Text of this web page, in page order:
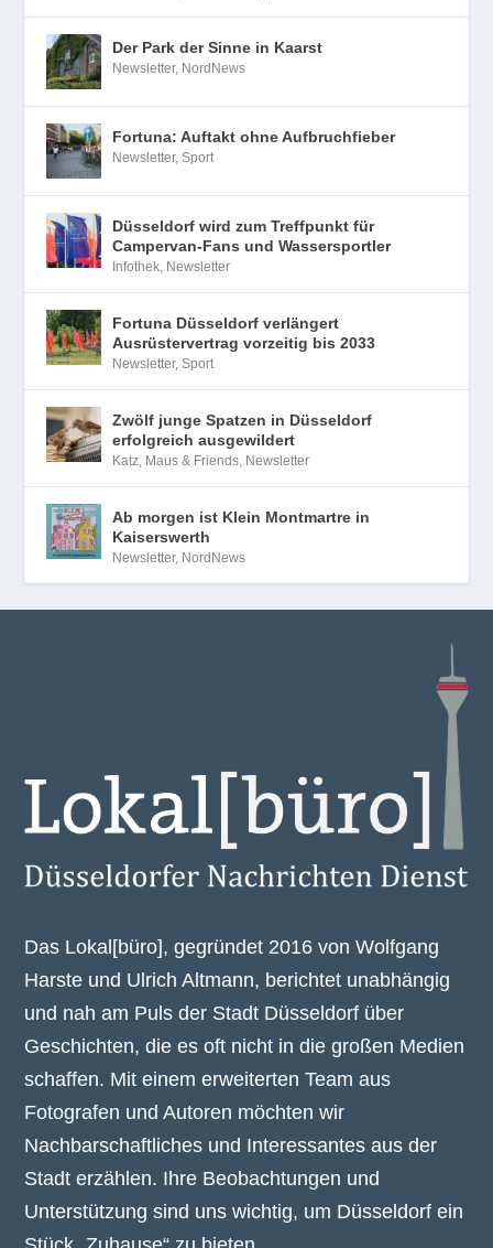
Der Park der Sinne in Kaarst
Newsletter, NordNews
Fortuna: Auftakt ohne Aufbruchfieber
Newsletter,Sport
Düsseldorf wird zum Treffpunkt für
Campervan-Fans und Wassersportler
Infothek Newsletter
Fortuna Düsseldorf verlängert
Ausrüstervertrag vorzeitig bis 2033
Newsletter,Sport
Zwölf junge Spatzen in Düsseldorf
erfolgreich ausgewildert
Katz, Maus & Friends Newsletter
Ab morgen ist Klein Montmartre in
Kaiserswerth
Newsletter, NordNews
Das Lokal[büro], gegründet 2016 von Wolfgang
Harste und Ulrich Altmann, berichtet unabhängig
und nah am Puls der Stadt Düsseldorf über
Geschichten, die es oft nicht in die großen Medien
schaffen. Mit einem erweiterten Team aus
Fotografen und Autoren möchten wir
Nachbarschaftliches und Interessantes aus der
Stadt erzählen. Ihre Beobachtungen und
Unterstützung sind uns wichtig, um Düsseldorf ein